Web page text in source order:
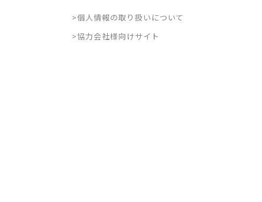
>個人情報の取り扱いについて
>協力会社様向けサイト